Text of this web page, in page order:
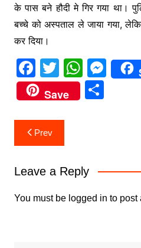
के पास बने हौदी मे गिर गया था।
बच्चे को अस्पताल ले जाया गया,
कर दिया।
F
a
c
e
b
o
k
T
w
itt
er
W
h
at
p
p
M
e
er
Save
S
Post
navigation
Prev
Leave a Reply
You must be logged in to post